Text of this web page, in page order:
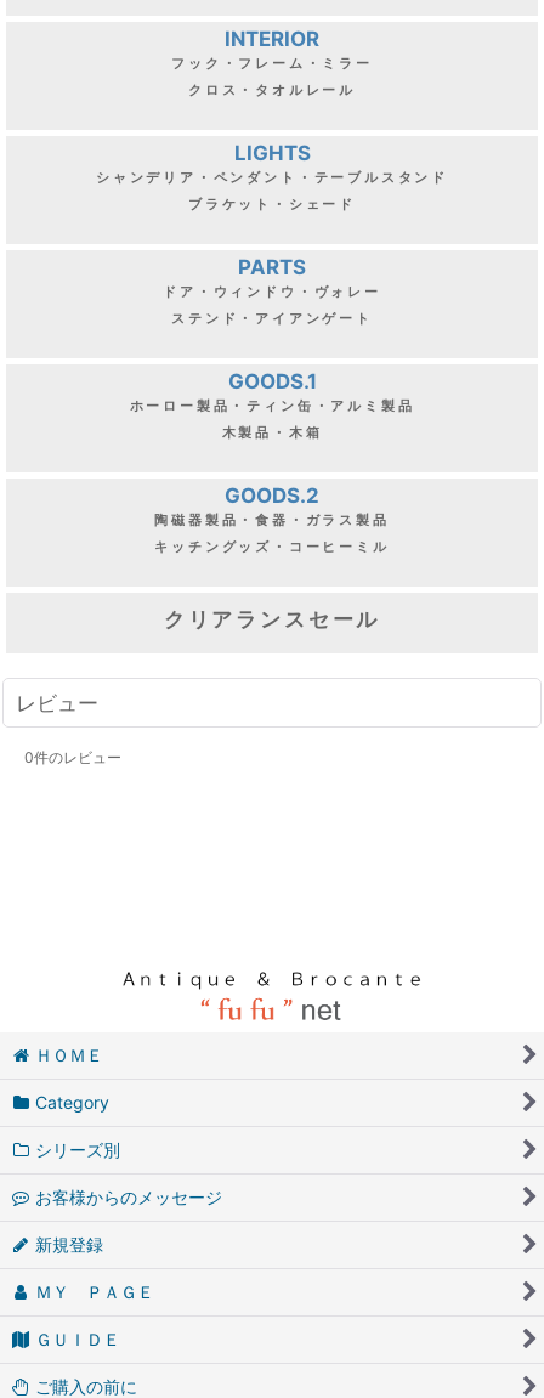
INTERIOR
フック・フレーム・ミラー
クロス・タオルレール
LIGHTS
シャンデリア・ペンダント・テーブルスタンド
ブラケット・シェード
PARTS
ドア・ウィンドウ・ヴォレー
ステンド・アイアンゲート
GOODS.1
ホーロー製品・ティン缶・アルミ製品
木製品・木箱
GOODS.2
陶磁器製品・食器・ガラス製品
キッチングッズ・コーヒーミル
クリアランスセール
レビュー
0件のレビュー
ＨＯＭＥ
Category
シリーズ別
お客様からのメッセージ
新規登録
ＭＹ ＰＡＧＥ
ＧＵＩＤＥ
ご購入の前に